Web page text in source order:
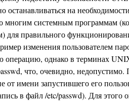
останавливаться на
многим системным программам
для правильного
изменения пользователем
операцию, однако в терминах
что, очевидно,
имени запустившего его
в файл /etc/passwd). Для этого